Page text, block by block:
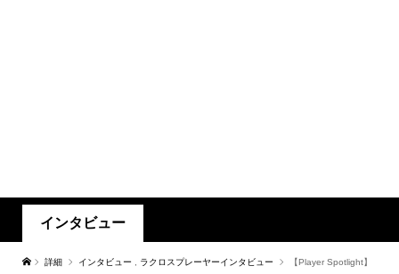
インタビュー
詳細 インタビュー ラクロスプレーヤーインタビュー
【Player Spotlight】